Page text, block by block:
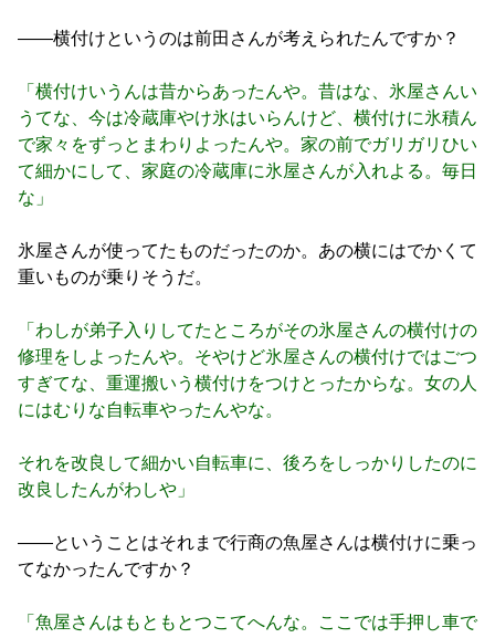
――横付けというのは前田さんが考えられたんですか？
「横付けいうんは昔からあったんや。昔はな、氷屋さんい
うてな、今は冷蔵庫やけ氷はいらんけど、横付けに氷積ん
で家々をずっとまわりよったんや。家の前でガリガリひい
て細かにして、家庭の冷蔵庫に氷屋さんが入れよる。毎日
な」
氷屋さんが使ってたものだったのか。あの横にはでかくて
重いものが乗りそうだ。
「わしが弟子入りしてたところがその氷屋さんの横付けの
修理をしよったんや。そやけど氷屋さんの横付けではごつ
すぎてな、重運搬いう横付けをつけとったからな。女の人
にはむりな自転車やったんやな。
それを改良して細かい自転車に、後ろをしっかりしたのに
改良したんがわしや」
――ということはそれまで行商の魚屋さんは横付けに乗っ
てなかったんですか？
「魚屋さんはもともとつこてへんな。ここでは手押し車で